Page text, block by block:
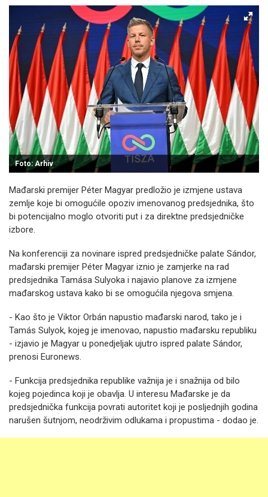
Foto: Arhiv
Mađarski premijer Péter Magyar predložio je izmjene ustava
zemlje koje bi omogućile opoziv imenovanog predsjednika, što
bi potencijalno moglo otvoriti put i za direktne predsjedničke
izbore.
Na konferenciji za novinare ispred predsjedničke palate Sándor,
mađarski premijer Péter Magyar iznio je zamjerke na rad
predsjednika Tamása Sulyoka i najavio planove za izmjene
mađarskog ustava kako bi se omogućila njegova smjena.
- Kao što je Viktor Orbán napustio mađarski narod, tako je i
Tamás Sulyok, kojeg je imenovao, napustio mađarsku republiku
- izjavio je Magyar u ponedjeljak ujutro ispred palate Sándor,
prenosi Euronews.
- Funkcija predsjednika republike važnija je i snažnija od bilo
kojeg pojedinca koji je obavlja. U interesu Mađarske je da
predsjednička funkcija povrati autoritet koji je posljednjih godina
narušen šutnjom, neodrživim odlukama i propustima - dodao je.